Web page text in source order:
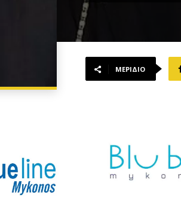
ΜΕΡΊΔΙΟ